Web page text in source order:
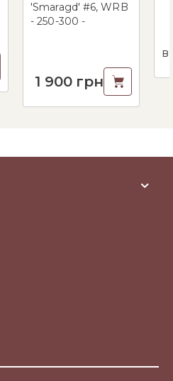
'Smaragd' #6, WRB
- 250-300 -
1 900 грн